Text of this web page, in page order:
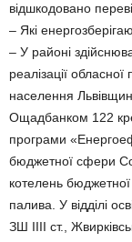
відшкодовано
– Які
– У районі
реалізації
населення
Ощадбанком 122
програми
бюджетної сфери
котелень
палива. У відділі
ЗШ ІІІІ ст.,